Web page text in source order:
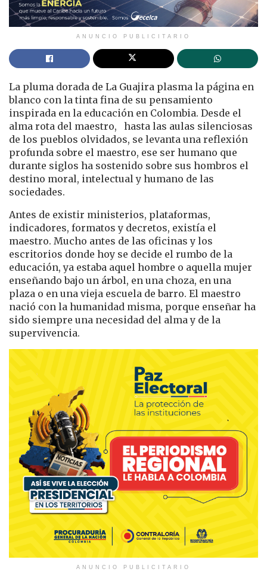
ANUNCIO PUBLICITARIO
La pluma dorada de La Guajira plasma la página en
blanco con la tinta fina de su pensamiento
inspirada en la educación en Colombia. Desde el
alma rota del maestro, hasta las aulas silenciosas
de los pueblos olvidados, se levanta una reflexión
profunda sobre el maestro, ese ser humano que
durante siglos ha sostenido sobre sus hombros el
destino moral, intelectual y humano de las
sociedades.
Antes de existir ministerios, plataformas,
indicadores, formatos y decretos, existía el
maestro. Mucho antes de las oficinas y los
escritorios donde hoy se decide el rumbo de la
educación, ya estaba aquel hombre o aquella mujer
enseñando bajo un árbol, en una choza, en una
plaza o en una vieja escuela de barro. El maestro
nació con la humanidad misma, porque enseñar ha
sido siempre una necesidad del alma y de la
supervivencia.
ANUNCIO PUBLICITARIO